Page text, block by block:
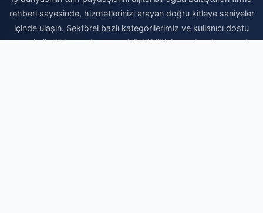
rehberi sayesinde, hizmetlerinizi arayan doğru kitleye saniyeler
içinde ulaşın. Sektörel bazlı kategorilerimiz ve kullanıcı dostu
arayüzümüzle, markanızın erişilebilirliğini artırırken kurumsal